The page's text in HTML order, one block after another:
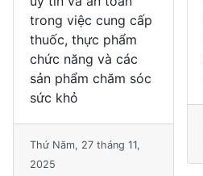
trong việc cung cấp
thuốc, thực phẩm
chức năng và các
sản phẩm chăm sóc
sức khỏ
Thứ Năm, 27 tháng 11,
2025